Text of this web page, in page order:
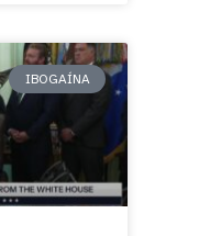
IBOGAÍNA